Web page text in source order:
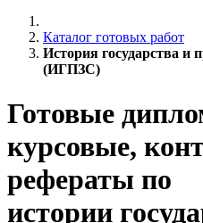
Каталог готовых работ
История государства и
(ИГПЗС)
Готовые
курсовые,
рефераты по
истории